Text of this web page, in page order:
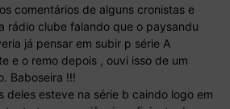
comentários de alguns cronistas e
rádio clube falando que o paysandu
já pensar em subir p série A
e o remo depois , ouvi isso de um
Baboseira !!!
deles esteve na série b caindo logo em